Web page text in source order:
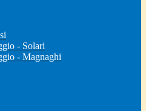
- Solari
- Magnaghi